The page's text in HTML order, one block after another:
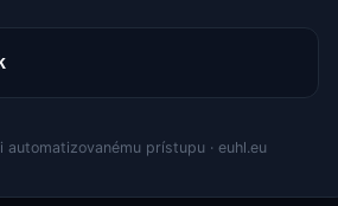
automatizovanému prístupu · euhl.eu